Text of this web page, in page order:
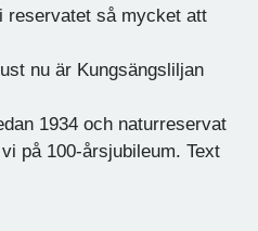
reservatet så mycket att
nu är Kungsängsliljan
1934 och naturreservat
på 100-årsjubileum. Text